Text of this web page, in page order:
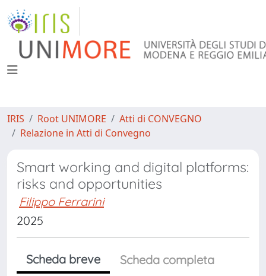
IRIS Root UNIMORE
Atti di CONVEGNO
Relazione in Atti di Convegno
Smart working and digital platforms:
risks and opportunities
Filippo Ferrarini
2025
Scheda breve
Scheda completa